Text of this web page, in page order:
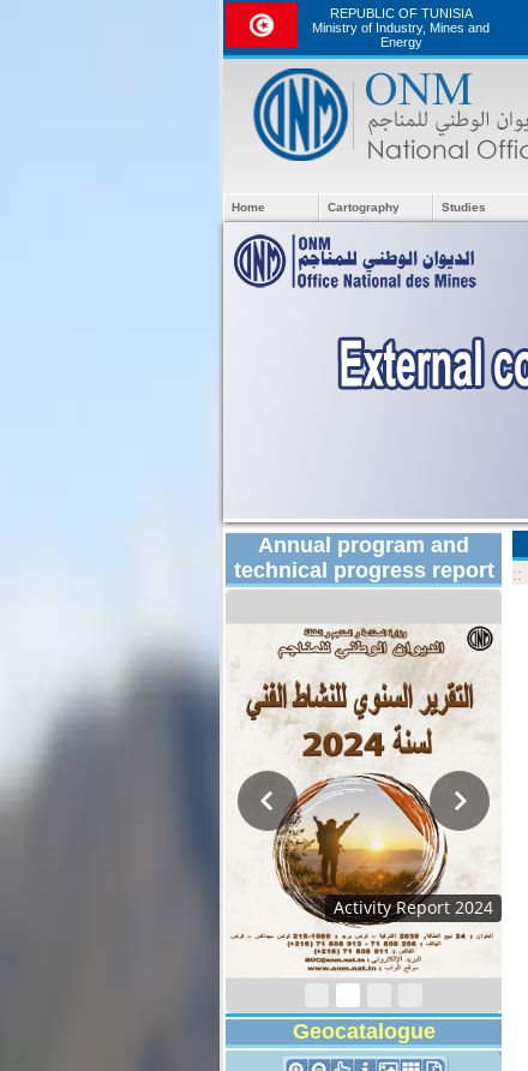
REPUBLIC OF TUNISIA
Ministry of Industry, Mines and
Energy
Home Cartography Studies
Annual program and
technical progress report
Activity Report 2024
Geocatalogue
::